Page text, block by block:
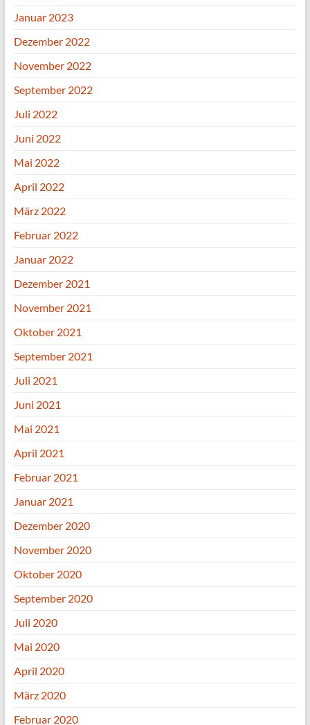
Januar 2023
Dezember 2022
November 2022
September 2022
Juli 2022
Juni 2022
Mai 2022
April 2022
März 2022
Februar 2022
Januar 2022
Dezember 2021
November 2021
Oktober 2021
September 2021
Juli 2021
Juni 2021
Mai 2021
April 2021
Februar 2021
Januar 2021
Dezember 2020
November 2020
Oktober 2020
September 2020
Juli 2020
Mai 2020
April 2020
März 2020
Februar 2020